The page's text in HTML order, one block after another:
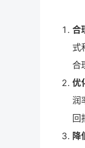
合
式
合
优
润
回
降